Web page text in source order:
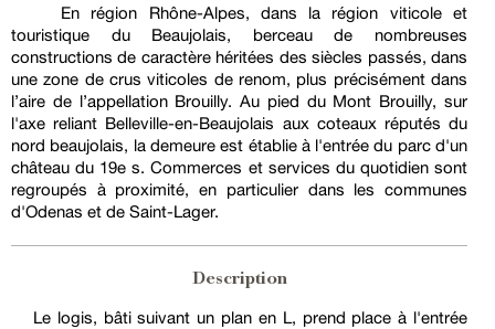
En région Rhône-Alpes, dans la région viticole et
touristique du Beaujolais, berceau de nombreuses
constructions de caractère héritées des siècles passés, dans
une zone de crus viticoles de renom, plus précisément dans
l’aire de l’appellation Brouilly. Au pied du Mont Brouilly, sur
l'axe reliant Belleville-en-Beaujolais aux coteaux réputés du
nord beaujolais, la demeure est établie à l'entrée du parc d'un
château du 19e s. Commerces et services du quotidien sont
regroupés à proximité, en particulier dans les communes
d'Odenas et de Saint-Lager.
Description
Le logis, bâti suivant un plan en L, prend place à l'entrée